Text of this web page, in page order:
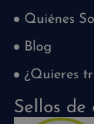
Quiénes
Blog
¿Quieres
Sellos de